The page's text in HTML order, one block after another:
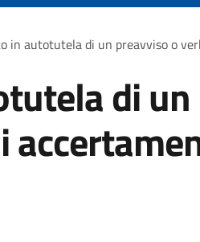
in autotutela di un preavviso o
di un